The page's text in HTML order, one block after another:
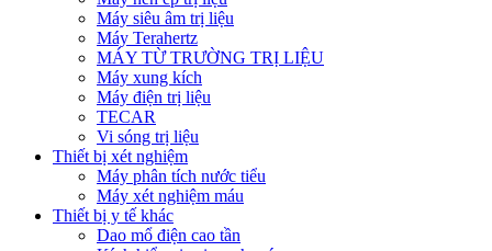
Máy siêu âm trị liệu
Máy Terahertz
MÁY TỪ TRƯỜNG TRỊ LIỆU
Máy xung kích
Máy điện trị liệu
TECAR
Vi sóng trị liệu
Thiết bị xét nghiệm
Máy phân tích nước tiểu
Máy xét nghiệm máu
Thiết bị y tế khác
Dao mổ điện cao tần